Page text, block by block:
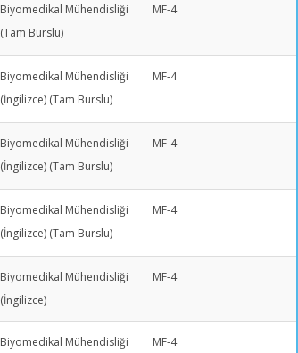
Biyomedikal Mühendisliği
(Tam Burslu)
MF-4
Biyomedikal Mühendisliği
(İngilizce) (Tam Burslu)
MF-4
Biyomedikal Mühendisliği
(İngilizce) (Tam Burslu)
MF-4
Biyomedikal Mühendisliği
(İngilizce) (Tam Burslu)
MF-4
Biyomedikal Mühendisliği
(İngilizce)
MF-4
Biyomedikal Mühendisliği
MF-4